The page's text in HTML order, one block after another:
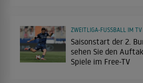
Saisonstart der 2.
sehen Sie den
Spiele im Free-TV
ZWEITLIGA-FUSSBALL IM TV